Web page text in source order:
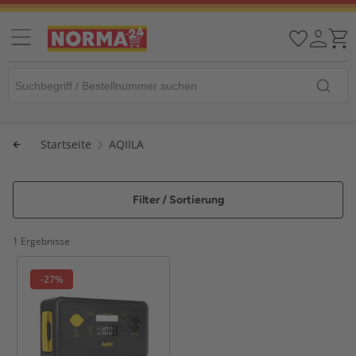
Startseite AQIILA
Filter / Sortierung
1 Ergebnisse
-27%